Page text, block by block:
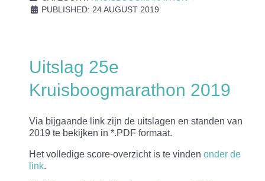
PUBLISHED: 24 AUGUST 2019
Uitslag 25e
Kruisboogmarathon 2019
Via bijgaande link zijn de uitslagen en standen van
2019 te bekijken in *.PDF formaat.
Het volledige score-overzicht is te vinden onder de
link.